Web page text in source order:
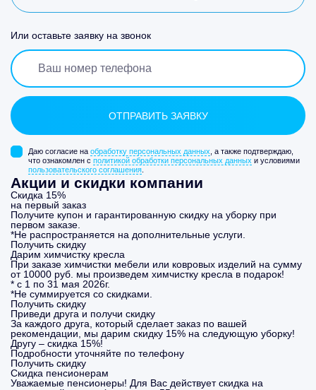
Или оставьте заявку на звонок
Даю согласие на обработку персональных данных , а также подтверждаю,
что ознакомлен с политикой обработки персональных данных и условиями
пользовательского соглашения
Акции и скидки компании
Скидка 15%
на первый заказ
Получите купон и гарантированную скидку на уборку при
первом заказе.
*Не распространяется на дополнительные услуги.
Получить скидку
Дарим химчистку кресла
При заказе химчистки мебели или ковровых изделий на сумму
от 10000 руб. мы произведем химчистку кресла в подарок!
* с 1 по 31 мая 2026г.
*Не суммируется со скидками.
Получить скидку
Приведи друга и получи скидку
За каждого друга, который сделает заказ по вашей
рекомендации, мы дарим скидку 15% на следующую уборку!
Другу – скидка 15%!
Подробности уточняйте по телефону
Получить скидку
Скидка пенсионерам
Уважаемые пенсионеры! Для Вас действует скидка на